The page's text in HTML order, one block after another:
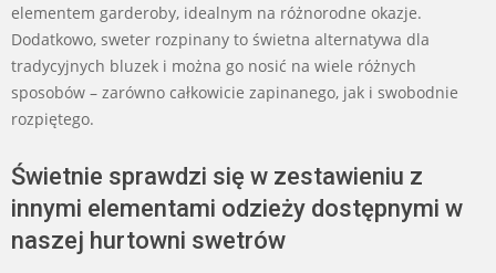
elementem garderoby, idealnym na różnorodne okazje.
Dodatkowo, sweter rozpinany to świetna alternatywa dla
tradycyjnych bluzek i można go nosić na wiele różnych
sposobów – zarówno całkowicie zapinanego, jak i swobodnie
rozpiętego.
Świetnie sprawdzi się w zestawieniu z
innymi elementami odzieży dostępnymi w
naszej hurtowni swetrów